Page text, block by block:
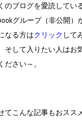
のブログを愛読してい
グループ（非公開）
なる方はクリック して
そして入りたい人はお
ださい～。
てこんな記事もおスス